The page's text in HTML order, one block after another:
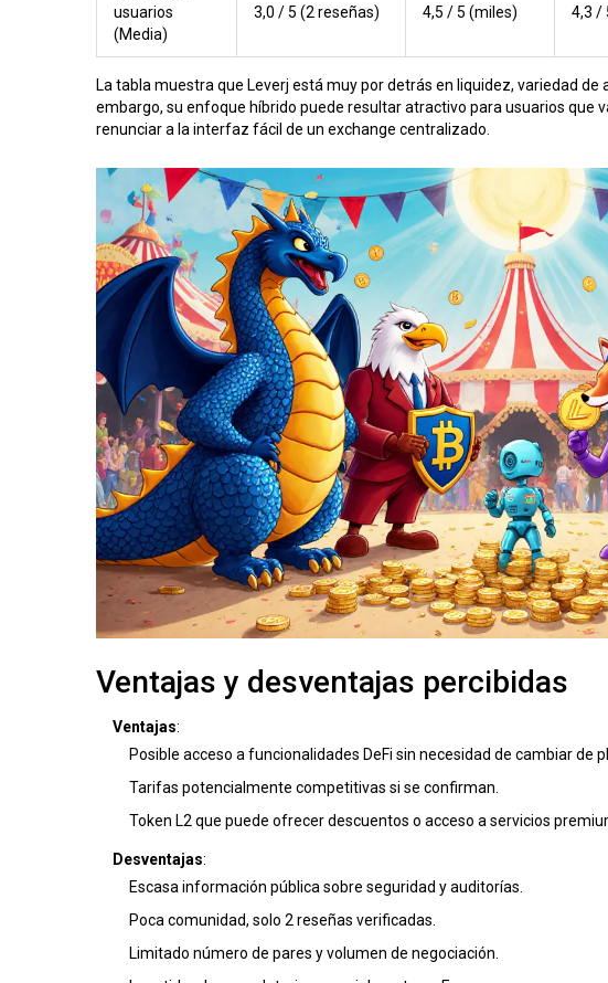
usuarios
(Media)
3,0 / 5 (2 reseñas) 4,5 / 5 (miles) 4,3 /
La tabla muestra que Leverj está muy por detrás en liquidez, variedad de
embargo, su enfoque híbrido puede resultar atractivo para usuarios que
renunciar a la interfaz fácil de un exchange centralizado.
Ventajas y desventajas percibidas
Ventajas:
Posible acceso a funcionalidades DeFi sin necesidad de cambiar de
Tarifas potencialmente competitivas si se confirman.
Token L2 que puede ofrecer descuentos o acceso a servicios
Desventajas:
Escasa información pública sobre seguridad y auditorías.
Poca comunidad, solo 2 reseñas verificadas.
Limitado número de pares y volumen de negociación.